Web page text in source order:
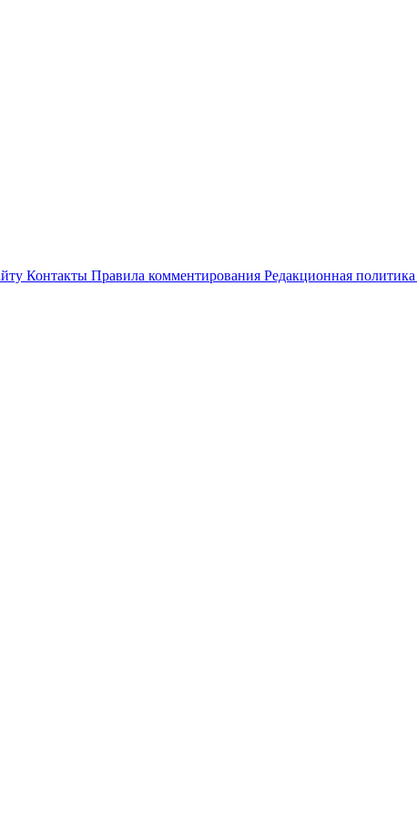
Контакты Правила комментирования Редакционная политика